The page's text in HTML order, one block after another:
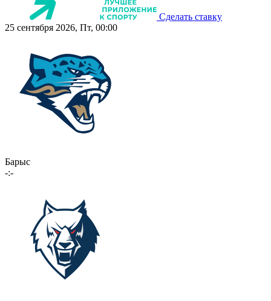
Сделать ставку
25 сентября 2026, Пт, 00:00
Барыс
-:-